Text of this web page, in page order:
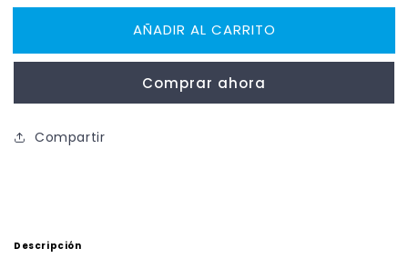
para
Hockey
Portero
para
HAWK
Hockey
Guantilla
Portero
AÑADIR AL CARRITO
Comprar ahora
Compartir
Descripción